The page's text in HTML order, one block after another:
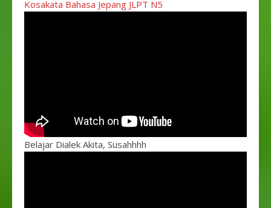
Kosakata Bahasa Jepang JLPT N5
Belajar Dialek Akita, Susahhhh